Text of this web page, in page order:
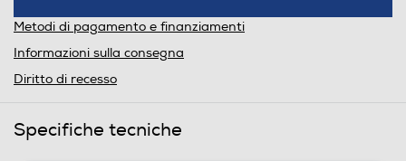
Metodi di pagamento e finanziamenti
Informazioni sulla consegna
Diritto di recesso
Specifiche tecniche